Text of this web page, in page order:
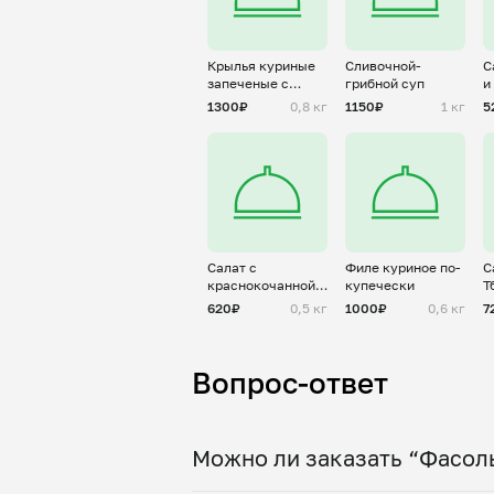
Крылья куриные
запеченые с
соусом терияки
1300₽ 0,8 кг
Сливочной-
грибной суп
1150₽
1 кг
Салат с
краснокочанной
капустой
620₽ 0,5 кг
Филе куриное по-
купечески
1000₽
0,6 кг
Вопрос-ответ
Можно ли заказать